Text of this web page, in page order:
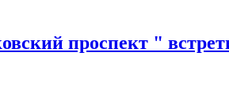
проспект "